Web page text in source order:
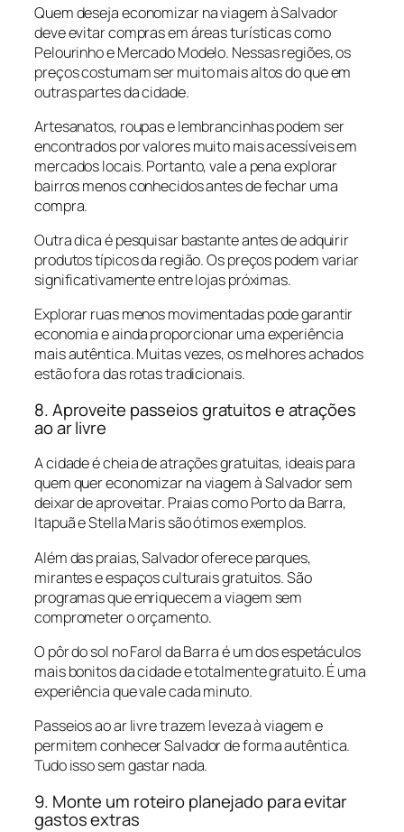
Quem deseja economizar na viagem à Salvador
deve evitar compras em áreas turísticas como
Pelourinho e Mercado Modelo. Nessas regiões, os
preços costumam ser muito mais altos do que em
outras partes da cidade.
Artesanatos, roupas e lembrancinhas podem ser
encontrados por valores muito mais acessíveis em
mercados locais. Portanto, vale a pena explorar
bairros menos conhecidos antes de fechar uma
compra.
Outra dica é pesquisar bastante antes de adquirir
produtos típicos da região. Os preços podem variar
significativamente entre lojas próximas.
Explorar ruas menos movimentadas pode garantir
economia e ainda proporcionar uma experiência
mais autêntica. Muitas vezes, os melhores achados
estão fora das rotas tradicionais.
8. Aproveite passeios gratuitos e atrações
ao ar livre
A cidade é cheia de atrações gratuitas, ideais para
quem quer economizar na viagem à Salvador sem
deixar de aproveitar. Praias como Porto da Barra,
Itapuã e Stella Maris são ótimos exemplos.
Além das praias, Salvador oferece parques,
mirantes e espaços culturais gratuitos. São
programas que enriquecem a viagem sem
comprometer o orçamento.
O pôr do sol no Farol da Barra é um dos espetáculos
mais bonitos da cidade e totalmente gratuito. É uma
experiência que vale cada minuto.
Passeios ao ar livre trazem leveza à viagem e
permitem conhecer Salvador de forma autêntica.
Tudo isso sem gastar nada.
9. Monte um roteiro planejado para evitar
gastos extras